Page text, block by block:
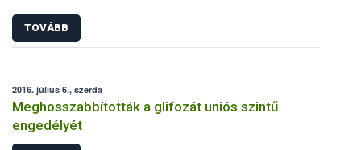
TOVÁBB
2016. július 6., szerda
Meghosszabbították a glifozát uniós szintű
engedélyét